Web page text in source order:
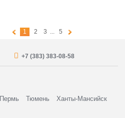
1 2 3 ... 5
+7 (383) 383-08-58
Пермь Тюмень Ханты-Мансийск